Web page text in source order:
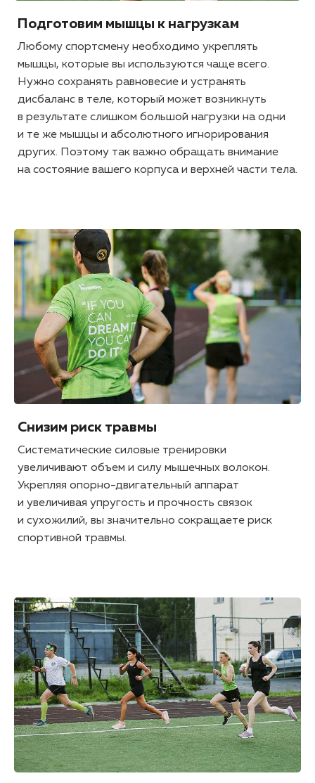
Подготовим мышцы к нагрузкам
Любому спортсмену необходимо укреплять
мышцы, которые вы используются чаще всего.
Нужно сохранять равновесие и устранять
дисбаланс в теле, который может возникнуть
в результате слишком большой нагрузки на одни
и те же мышцы и абсолютного игнорирования
других. Поэтому так важно обращать внимание
на состояние вашего корпуса и верхней части тела.
Снизим риск травмы
Систематические силовые тренировки
увеличивают объем и силу мышечных волокон.
Укрепляя опорно-двигательный аппарат
и увеличивая упругость и прочность связок
и сухожилий, вы значительно сокращаете риск
спортивной травмы.